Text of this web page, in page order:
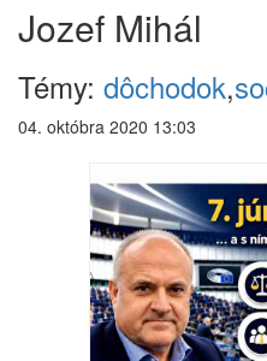
Jozef Mihál
Témy: dôchodok,
04. októbra 2020 13:03